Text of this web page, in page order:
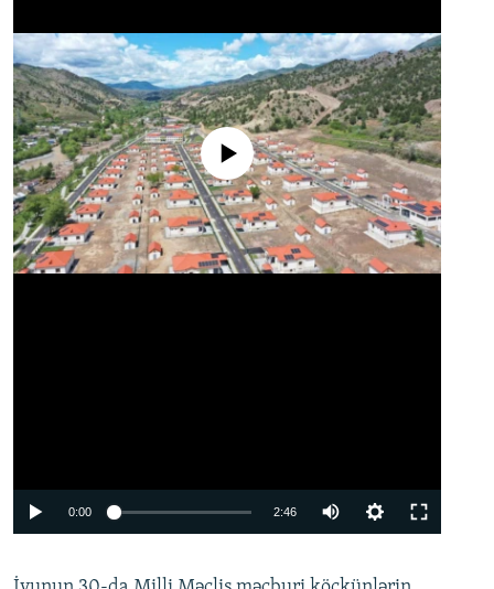
No media source currently available
0:00 2:46
360p